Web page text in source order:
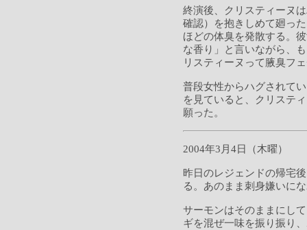
終演後、クリスティーヌ
確認）を抱きしめて廻っ
ほどの体臭を発散する。
な香り」と言いながら、
リスティーヌって腋臭フ
普段女性からハグされて
を見ていると、クリステ
願った。
2004年3月4日（木曜）
昨日のレジェンドの帰宅
る。あのまま刺身嫌いに
サーモンはそのままにし
ギを混ぜ一味を振り振り